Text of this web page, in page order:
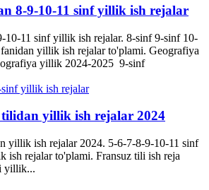
8-9-10-11 sinf yillik ish rejalar
10-11 sinf yillik ish rejalar. 8-sinf 9-sinf 10-
yillik ish rejalar to'plami. Geografiya
yillik 2024-2025 9-sinf
tilidan yillik ish rejalar 2024
yillik ish rejalar 2024. 5-6-7-8-9-10-11 sinf
ish rejalar to'plami. Fransuz tili ish reja
yillik...